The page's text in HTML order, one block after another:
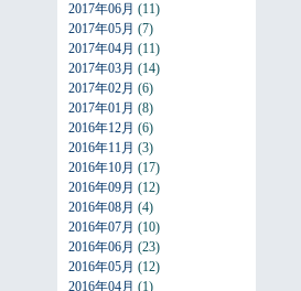
2017年06月 (11)
2017年05月 (7)
2017年04月 (11)
2017年03月 (14)
2017年02月 (6)
2017年01月 (8)
2016年12月 (6)
2016年11月 (3)
2016年10月 (17)
2016年09月 (12)
2016年08月 (4)
2016年07月 (10)
2016年06月 (23)
2016年05月 (12)
2016年04月 (1)